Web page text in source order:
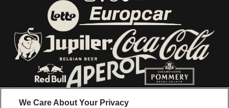
Ga naar de website van Lotto
Ga naar de website van
Ga naar de website van JupilerGa naar de
Ga naar de website van Red BullGa naar de
We Care About Your Privacy